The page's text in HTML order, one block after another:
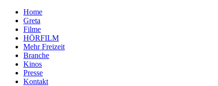
Home
Greta
Filme
HÖRFILM
Mehr Freizeit
Branche
Kinos
Presse
Kontakt